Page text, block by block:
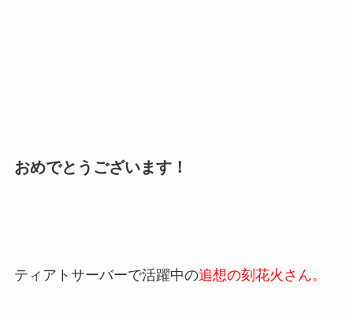
おめでとうございます！
ティアトサーバーで活躍中の追想の刻花火さん。